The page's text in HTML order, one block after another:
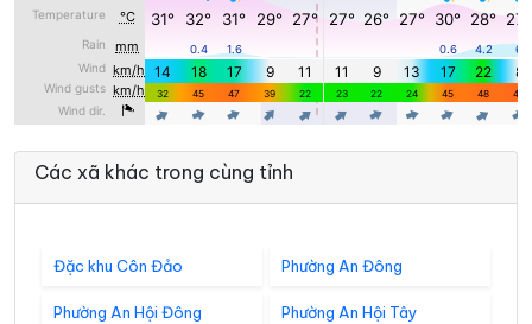
Các xã khác trong cùng tỉnh
Đặc khu Côn Đảo Phường An Đông
Phường An Hội Đông Phường An Hội Tây